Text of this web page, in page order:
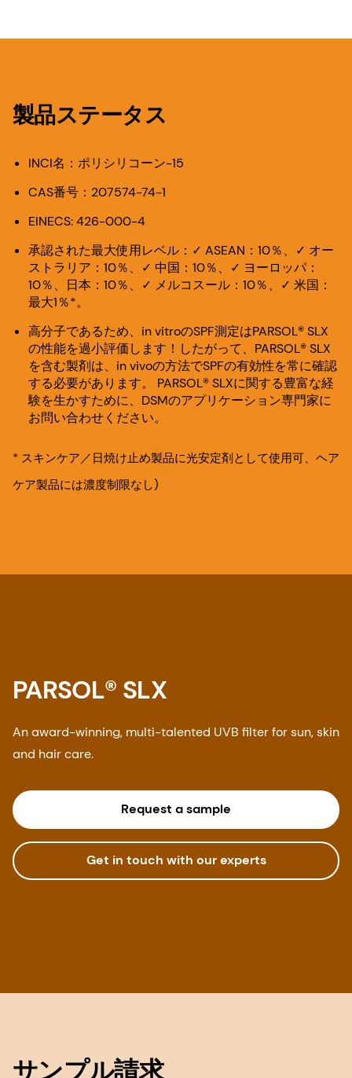
製品ステータス
INCI名：ポリシリコーン-15
CAS番号：207574-74-1
EINECS: 426-000-4
承認された最大使用レベル：✓ ASEAN：10％、✓ オー
ストラリア：10％、✓ 中国：10％、✓ ヨーロッパ：
10％、日本：10％、✓ メルコスール：10％、✓ 米国：
最大1％*。
高分子であるため、in vitroのSPF測定はPARSOL® SLX
の性能を過小評価します！したがって、PARSOL® SLX
を含む製剤は、in vivoの方法でSPFの有効性を常に確認
する必要があります。 PARSOL® SLXに関する豊富な経
験を生かすために、DSMのアプリケーション専門家に
お問い合わせください。
* スキンケア／日焼け止め製品に光安定剤として使用可、ヘア
ケア製品には濃度制限なし)
PARSOL® SLX
An award-winning, multi-talented UVB filter for sun, skin
and hair care.
Request a sample
Get in touch with our experts
サンプル請求